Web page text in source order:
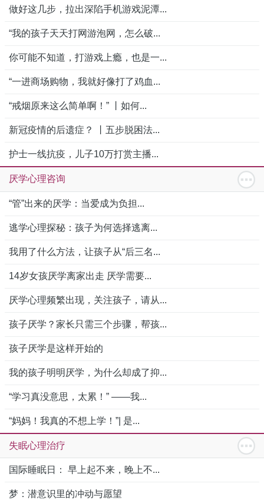
做好这几步，拉出深陷手机游戏泥潭...
“我的孩子天天打网游泡网，怎么破...
你可能不知道，打游戏上瘾，也是一...
“一进商场购物，我就好像打了鸡血...
“戒烟原来这么简单啊！” 丨如何...
新冠疫情的后遗症？ 丨五步脱困法...
护士一线抗疫，儿子10万打赏主播...
厌学心理咨询
“管”出来的厌学：当爱成为负担...
逃学心理探秘：孩子为何选择逃离...
我用了什么方法，让孩子从“后三名...
14岁女孩厌学离家出走 厌学需要...
厌学心理频繁出现，关注孩子，请从...
孩子厌学？家长只需三个步骤，帮孩...
孩子厌学是这样开始的
我的孩子明明厌学，为什么却成了抑...
“学习真没意思，太累！” ——我...
“妈妈！我真的不想上学！”| 是...
失眠心理治疗
国际睡眠日： 早上起不来，晚上不...
梦：潜意识里的冲动与愿望